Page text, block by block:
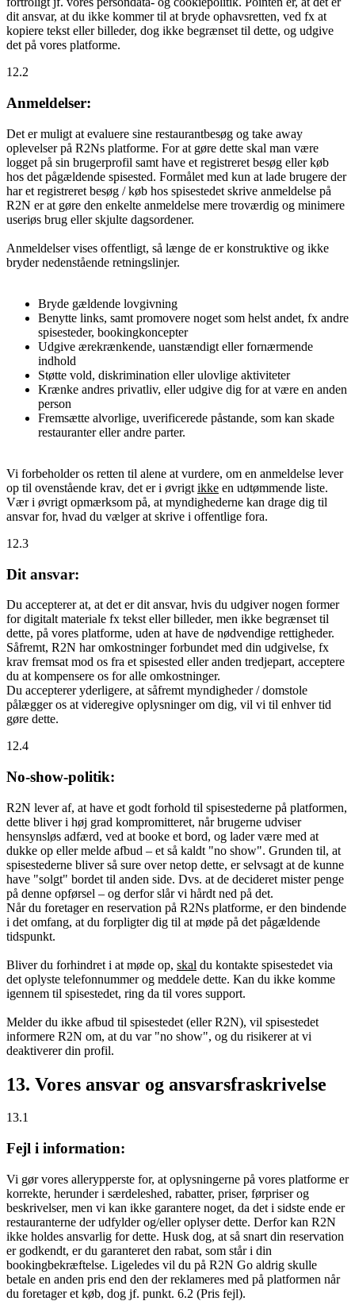
dit ansvar, at du ikke kommer til at bryde ophavsretten, ved fx at
kopiere tekst eller billeder, dog ikke begrænset til dette, og udgive
det på vores platforme.
12.2
Anmeldelser:
Det er muligt at evaluere sine restaurantbesøg og take away
oplevelser på R2Ns platforme. For at gøre dette skal man være
logget på sin brugerprofil samt have et registreret besøg eller køb
hos det pågældende spisested. Formålet med kun at lade brugere der
har et registreret besøg / køb hos spisestedet skrive anmeldelse på
R2N er at gøre den enkelte anmeldelse mere troværdig og minimere
useriøs brug eller skjulte dagsordener.
Anmeldelser vises offentligt, så længe de er konstruktive og ikke
bryder nedenstående retningslinjer.
Bryde gældende lovgivning
Benytte links, samt promovere noget som helst andet, fx andre
spisesteder, bookingkoncepter
Udgive ærekrænkende, uanstændigt eller fornærmende
indhold
Støtte vold, diskrimination eller ulovlige aktiviteter
Krænke andres privatliv, eller udgive dig for at være en anden
person
Fremsætte alvorlige, uverificerede påstande, som kan skade
restauranter eller andre parter.
Vi forbeholder os retten til alene at vurdere, om en anmeldelse lever
op til ovenstående krav, det er i øvrigt ikke en udtømmende liste.
Vær i øvrigt opmærksom på, at myndighederne kan drage dig til
ansvar for, hvad du vælger at skrive i offentlige fora.
12.3
Dit ansvar:
Du accepterer at, at det er dit ansvar, hvis du udgiver nogen former
for digitalt materiale fx tekst eller billeder, men ikke begrænset til
dette, på vores platforme, uden at have de nødvendige rettigheder.
Såfremt, R2N har omkostninger forbundet med din udgivelse, fx
krav fremsat mod os fra et spisested eller anden tredjepart, acceptere
du at kompensere os for alle omkostninger.
Du accepterer yderligere, at såfremt myndigheder / domstole
pålægger os at videregive oplysninger om dig, vil vi til enhver tid
gøre dette.
12.4
No-show-politik:
R2N lever af, at have et godt forhold til spisestederne på platformen,
dette bliver i høj grad kompromitteret, når brugerne udviser
hensynsløs adfærd, ved at booke et bord, og lader være med at
dukke op eller melde afbud – et så kaldt "no show". Grunden til, at
spisestederne bliver så sure over netop dette, er selvsagt at de kunne
have "solgt" bordet til anden side. Dvs. at de decideret mister penge
på denne opførsel – og derfor slår vi hårdt ned på det.
Når du foretager en reservation på R2Ns platforme, er den bindende
i det omfang, at du forpligter dig til at møde på det pågældende
tidspunkt.
Bliver du forhindret i at møde op, skal du kontakte spisestedet via
det oplyste telefonnummer og meddele dette. Kan du ikke komme
igennem til spisestedet, ring da til vores support.
Melder du ikke afbud til spisestedet (eller R2N), vil spisestedet
informere R2N om, at du var "no show", og du risikerer at vi
deaktiverer din profil.
13. Vores ansvar og ansvarsfraskrivelse
13.1
Fejl i information:
Vi gør vores allerypperste for, at oplysningerne på vores platforme er
korrekte, herunder i særdeleshed, rabatter, priser, førpriser og
beskrivelser, men vi kan ikke garantere noget, da det i sidste ende er
restauranterne der udfylder og/eller oplyser dette. Derfor kan R2N
ikke holdes ansvarlig for dette. Husk dog, at så snart din reservation
er godkendt, er du garanteret den rabat, som står i din
bookingbekræftelse. Ligeledes vil du på R2N Go aldrig skulle
betale en anden pris end den der reklameres med på platformen når
du foretager et køb, dog jf. punkt. 6.2 (Pris fejl).